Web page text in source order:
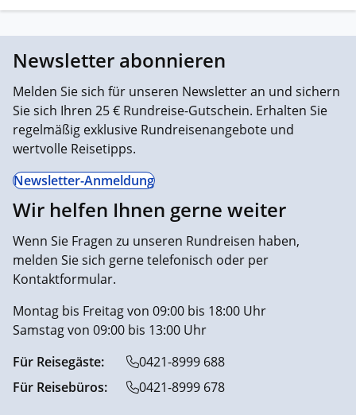
Newsletter abonnieren
Melden Sie sich für unseren Newsletter an und sichern
Sie sich Ihren 25 € Rundreise-Gutschein. Erhalten Sie
regelmäßig exklusive Rundreisenangebote und
wertvolle Reisetipps.
Newsletter-Anmeldung
Wir helfen Ihnen gerne weiter
Wenn Sie Fragen zu unseren Rundreisen haben,
melden Sie sich gerne telefonisch oder per
Kontaktformular.
Montag bis Freitag von 09:00 bis 18:00 Uhr
Samstag von 09:00 bis 13:00 Uhr
Für Reisegäste:
0421-8999 688
Für Reisebüros:
0421-8999 678